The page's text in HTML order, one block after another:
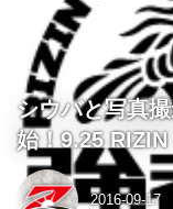
シウバと写真
始！9.25
2016-09-17